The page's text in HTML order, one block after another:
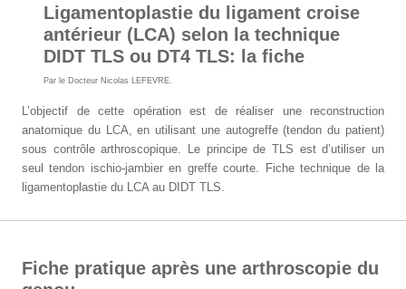
Ligamentoplastie du ligament croise
antérieur (LCA) selon la technique
DIDT TLS ou DT4 TLS: la fiche
Par le Docteur Nicolas LEFEVRE
L’objectif de cette opération est de réaliser une reconstruction
anatomique du LCA, en utilisant une autogreffe (tendon du patient)
sous contrôle arthroscopique. Le principe de TLS est d’utiliser un
seul tendon ischio-jambier en greffe courte.
Fiche technique de la
ligamentoplastie du LCA au DIDT TLS.
Fiche pratique après une arthroscopie du